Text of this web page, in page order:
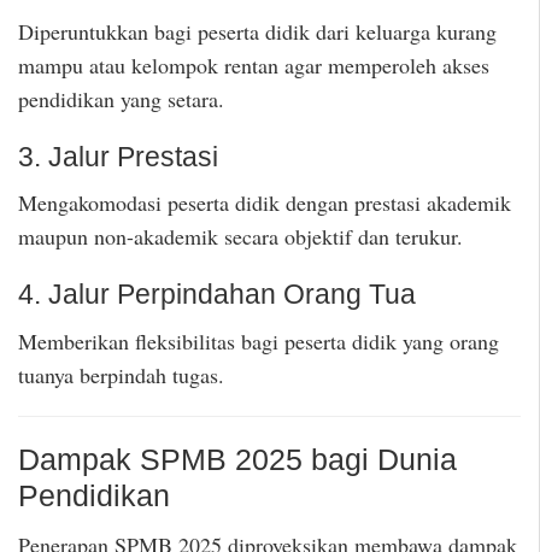
Diperuntukkan bagi peserta didik dari keluarga kurang
mampu atau kelompok rentan agar memperoleh akses
pendidikan yang setara.
3. Jalur Prestasi
Mengakomodasi peserta didik dengan prestasi akademik
maupun non-akademik secara objektif dan terukur.
4. Jalur Perpindahan Orang Tua
Memberikan fleksibilitas bagi peserta didik yang orang
tuanya berpindah tugas.
Dampak SPMB 2025 bagi Dunia
Pendidikan
Penerapan SPMB 2025 diproyeksikan membawa dampak